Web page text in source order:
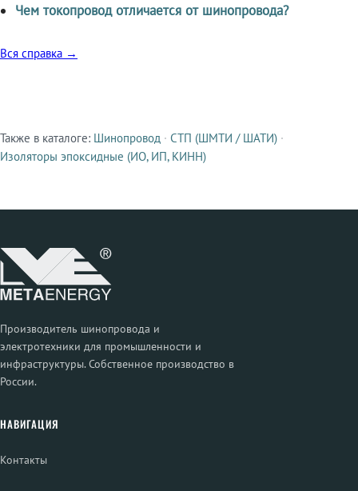
Чем токопровод отличается от шинопровода?
Вся справка →
Смежные продукты
Также в каталоге: Шинопровод · СТП (ШМТИ / ШАТИ) ·
Изоляторы эпоксидные (ИО, ИП, КИНН)
Производитель шинопровода и
электротехники для промышленности и
инфраструктуры. Собственное производство в
России.
НАВИГАЦИЯ
Контакты